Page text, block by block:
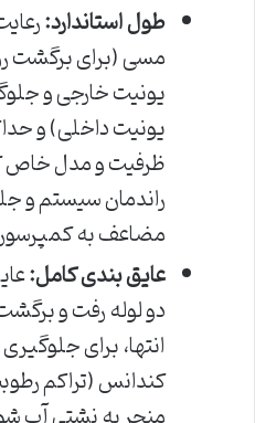
طول استاندارد:
مسی (برای برگشت
یونیت خارجی و
ظرفیت و مدل خاص
راندمان سیستم و
مضاعف به
عایق بندی کامل:
دو لوله رفت و
انتها، برای
کندانس (تراکم